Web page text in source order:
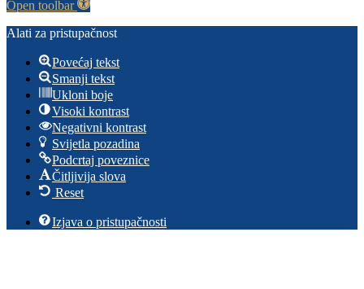
Open toolbar
Alati za pristupačnost
Povećaj tekst
Smanji tekst
Ukloni boje
Visoki kontrast
Negativni kontrast
Svijetla pozadina
Podcrtaj poveznice
Čitljivija slova
Reset
Izjava o pristupačnosti